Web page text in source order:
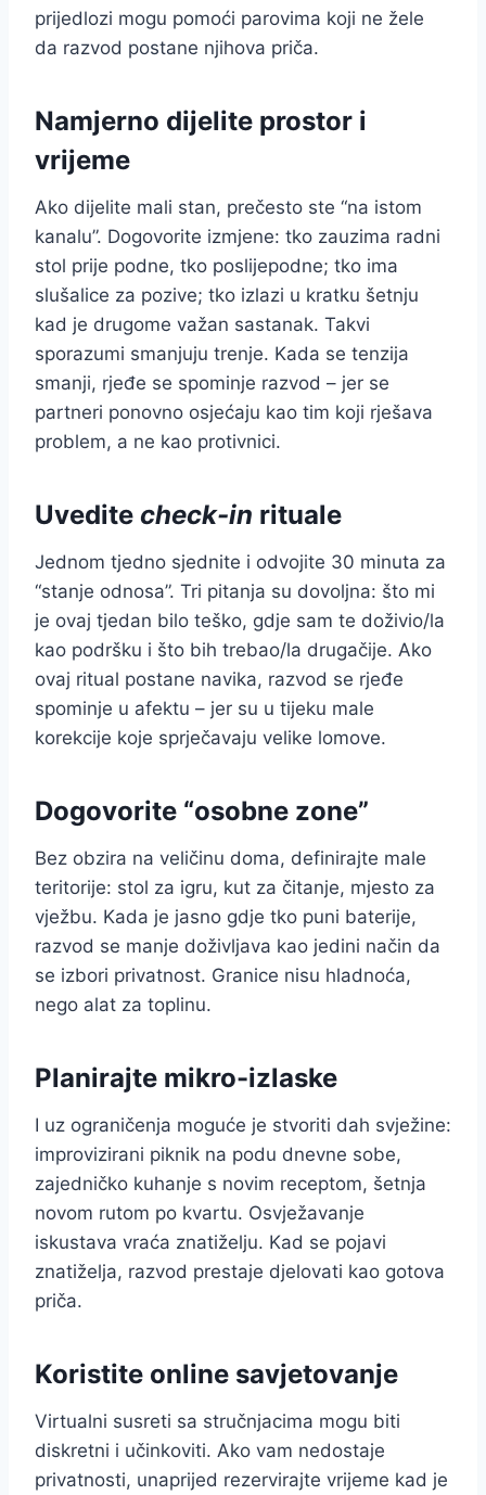
prijedlozi mogu pomoći parovima koji ne žele
da razvod postane njihova priča.
Namjerno dijelite prostor i
vrijeme
Ako dijelite mali stan, prečesto ste “na istom
kanalu”. Dogovorite izmjene: tko zauzima radni
stol prije podne, tko poslijepodne; tko ima
slušalice za pozive; tko izlazi u kratku šetnju
kad je drugome važan sastanak. Takvi
sporazumi smanjuju trenje. Kada se tenzija
smanji, rjeđe se spominje razvod – jer se
partneri ponovno osjećaju kao tim koji rješava
problem, a ne kao protivnici.
Uvedite check-in rituale
Jednom tjedno sjednite i odvojite 30 minuta za
“stanje odnosa”. Tri pitanja su dovoljna: što mi
je ovaj tjedan bilo teško, gdje sam te doživio/la
kao podršku i što bih trebao/la drugačije. Ako
ovaj ritual postane navika, razvod se rjeđe
spominje u afektu – jer su u tijeku male
korekcije koje sprječavaju velike lomove.
Dogovorite “osobne zone”
Bez obzira na veličinu doma, definirajte male
teritorije: stol za igru, kut za čitanje, mjesto za
vježbu. Kada je jasno gdje tko puni baterije,
razvod se manje doživljava kao jedini način da
se izbori privatnost. Granice nisu hladnoća,
nego alat za toplinu.
Planirajte mikro-izlaske
I uz ograničenja moguće je stvoriti dah svježine:
improvizirani piknik na podu dnevne sobe,
zajedničko kuhanje s novim receptom, šetnja
novom rutom po kvartu. Osvježavanje
iskustava vraća znatiželju. Kad se pojavi
znatiželja, razvod prestaje djelovati kao gotova
priča.
Koristite online savjetovanje
Virtualni susreti sa stručnjacima mogu biti
diskretni i učinkoviti. Ako vam nedostaje
privatnosti, unaprijed rezervirajte vrijeme kad je